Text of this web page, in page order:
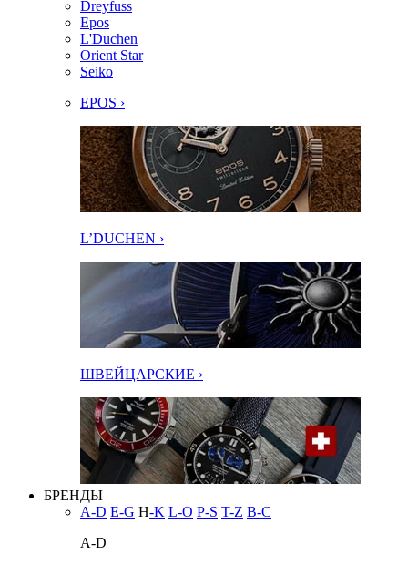
Dreyfuss
Epos
L'Duchen
Orient Star
Seiko
EPOS ›
L’DUCHEN ›
ШВЕЙЦАРСКИЕ ›
БРЕНДЫ
A-D E-G H-K L-O P-S T-Z В-С
A-D